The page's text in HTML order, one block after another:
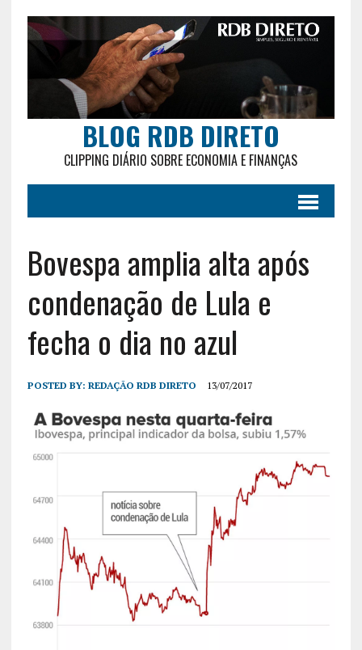
BLOG RDB DIRETO
CLIPPING DIÁRIO SOBRE ECONOMIA E FINANÇAS
Bovespa amplia alta após
condenação de Lula e
fecha o dia no azul
POSTED BY: REDAÇÃO RDB DIRETO 13/07/2017